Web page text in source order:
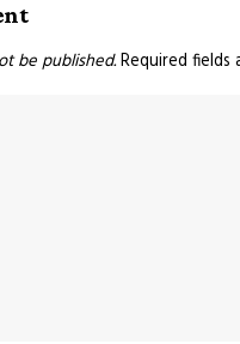
be published.Required fields